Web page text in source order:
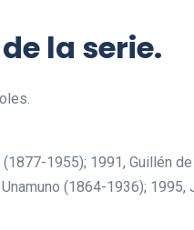
la serie.
1955); 1991, Guillén
(1864-1936); 1995,